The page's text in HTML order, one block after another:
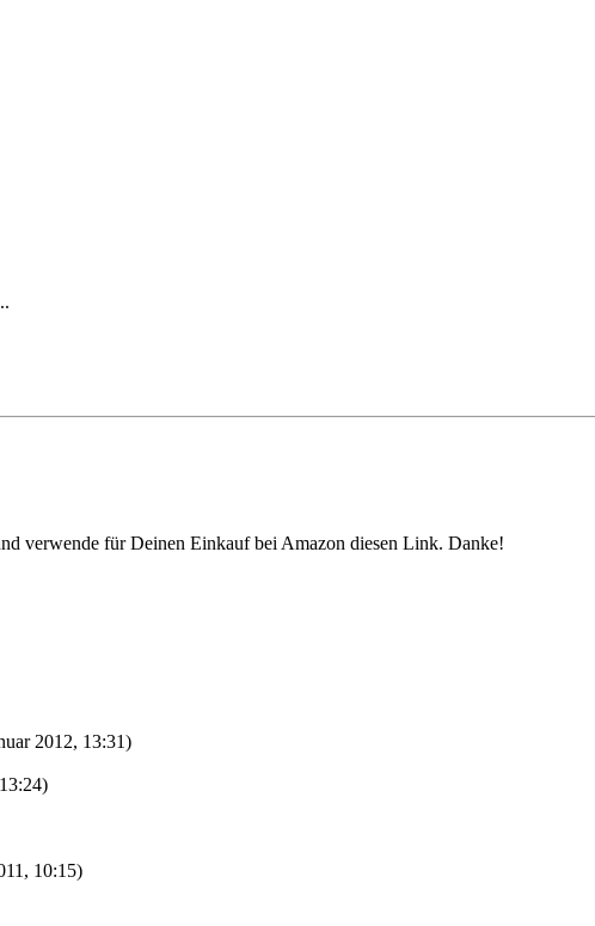
verwende für Deinen Einkauf bei Amazon diesen Link. Danke!
2012, 13:31)
10:15)